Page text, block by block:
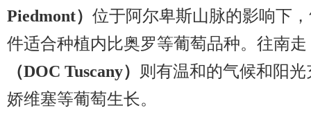
Piedmont） 位于阿尔卑斯山脉的影响下
件适合种植内比奥罗等葡萄品种。往南走
（DOC Tuscany） 则有温和的气候和阳
娇维塞等葡萄生长。